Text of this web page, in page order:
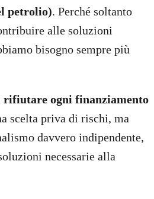
petrolio). Perché soltanto
alle soluzioni
bisogno sempre più
rifiutare ogni finanziamento
scelta priva di rischi, ma
davvero indipendente,
necessarie alla